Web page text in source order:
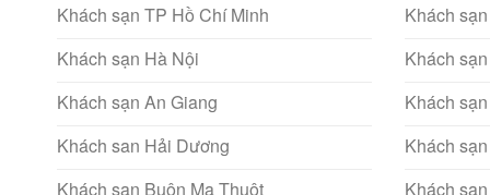
Khách sạn TP Hồ Chí Minh
Khách sạn Hà Nội
Khách sạn An Giang
Khách san Hải Dương
Khách sạn Buôn Ma Thuột
Khách
Khách
Khách
Khách
Khách